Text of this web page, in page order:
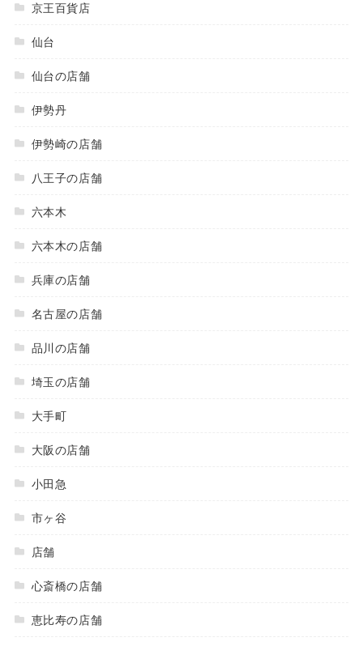
京王百貨店
仙台
仙台の店舗
伊勢丹
伊勢崎の店舗
八王子の店舗
六本木
六本木の店舗
兵庫の店舗
名古屋の店舗
品川の店舗
埼玉の店舗
大手町
大阪の店舗
小田急
市ヶ谷
店舗
心斎橋の店舗
恵比寿の店舗